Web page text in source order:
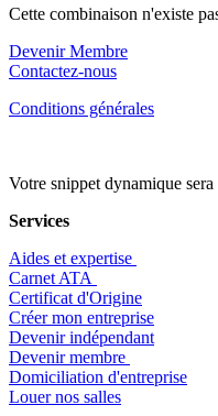
Cette combinaison n'existe
Devenir Membre
Contactez-nous
Conditions générales
Votre snippet dynamique
Services
Aides et expertise
​Carnet ATA
Certificat d'Origine
Créer mon entreprise
Devenir indépendant
Devenir membre
​Domiciliation d'entreprise
Louer nos salles